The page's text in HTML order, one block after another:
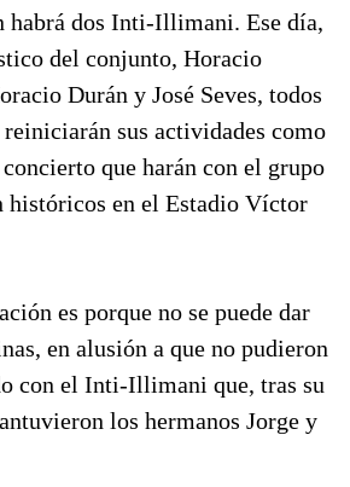
habrá dos Inti-Illimani. Ese día,
del conjunto, Horacio
Durán y José Seves, todos
sus actividades como
que harán con el grupo
históricos en el Estadio Víctor
es porque no se puede dar
en alusión a que no pudieron
con el Inti-Illimani que, tras su
los hermanos Jorge y